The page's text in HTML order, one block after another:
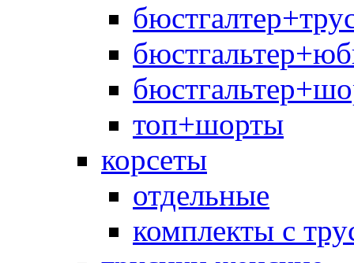
топ+шорты
корсеты
отдельные
комплекты с